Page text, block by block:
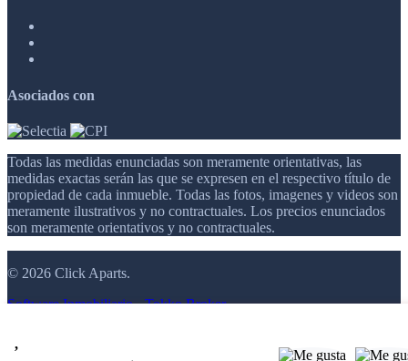
,
Asociados con
Todas las medidas enunciadas son meramente orientativas, las
medidas exactas serán las que se expresen en el respectivo título de
propiedad de cada inmueble. Todas las fotos, imagenes y videos son
meramente ilustrativos y no contractuales. Los precios enunciados
son meramente orientativos y no contractuales.
© 2026 Click Aparts.
Software Inmobiliario - Tokko Broker